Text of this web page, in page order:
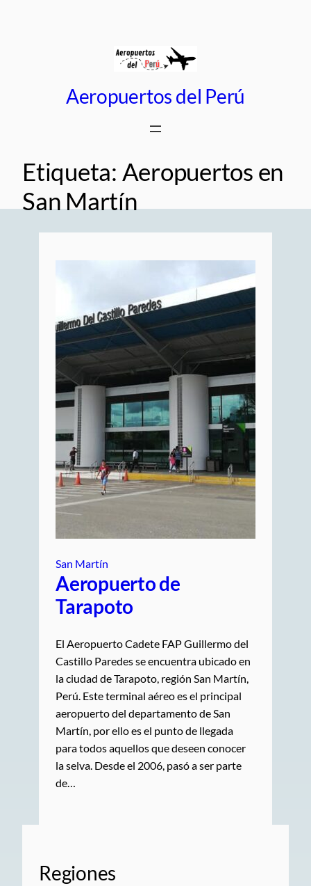
Aeropuertos del Perú
Etiqueta: Aeropuertos en
San Martín
San Martín
Aeropuerto de
Tarapoto
El Aeropuerto Cadete FAP Guillermo del
Castillo Paredes se encuentra ubicado en
la ciudad de Tarapoto, región San Martín,
Perú. Este terminal aéreo es el principal
aeropuerto del departamento de San
Martín, por ello es el punto de llegada
para todos aquellos que deseen conocer
la selva. Desde el 2006, pasó a ser parte
de…
Regiones